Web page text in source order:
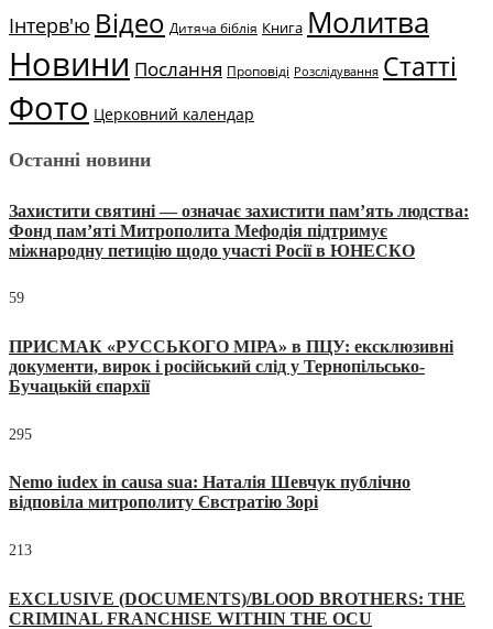
Інтерв'ю Відео Дитяча біблія Книга Молитва
Новини Послання Проповіді Розслідування Статті
Фото Церковний календар
Останні новини
Захистити святині — означає захистити пам’ять людства:
Фонд пам’яті Митрополита Мефодія підтримує
міжнародну петицію щодо участі Росії в ЮНЕСКО
59
ПРИСМАК «РУССЬКОГО МІРА» в ПЦУ: ексклюзивні
документи, вирок і російський слід у Тернопільсько-
Бучацькій єпархії
295
Nemo iudex in causa sua: Наталія Шевчук публічно
відповіла митрополиту Євстратію Зорі
213
EXCLUSIVE (DOCUMENTS)/BLOOD BROTHERS: THE
CRIMINAL FRANCHISE WITHIN THE OCU